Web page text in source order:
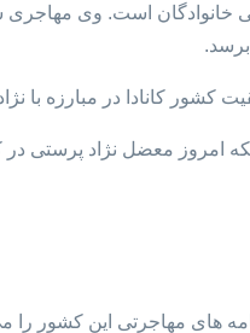
است. وی مهاجری
کشور کانادا در مبارزه
امروز معضل نژاد پرستی در
های مهاجرتی این کشور را